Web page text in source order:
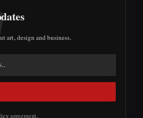
art, design and business.